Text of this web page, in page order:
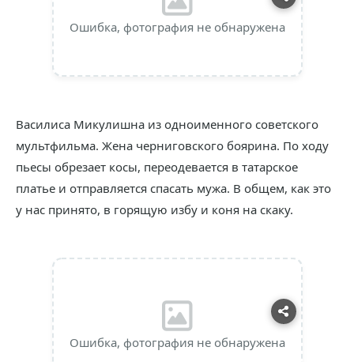
Ошибка, фотография не обнаружена
Василиса Микулишна из одноименного советского
мультфильма. Жена черниговского боярина. По ходу
пьесы обрезает косы, переодевается в татарское
платье и отправляется спасать мужа. В общем, как это
у нас принято, в горящую избу и коня на скаку.
Ошибка, фотография не обнаружена